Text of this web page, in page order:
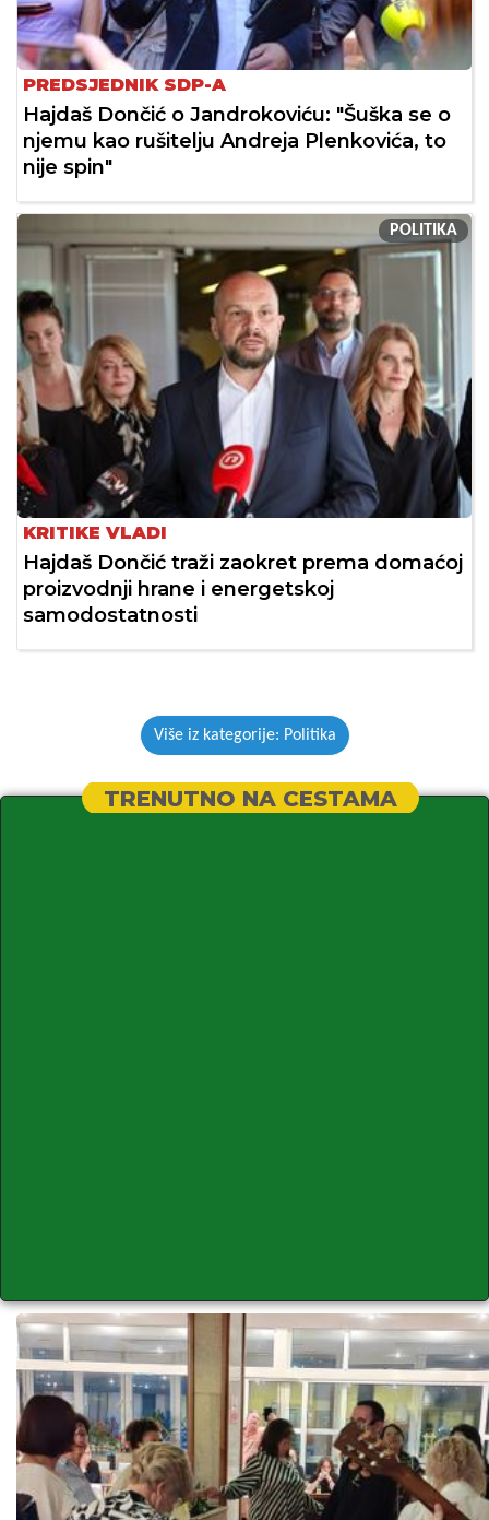
PREDSJEDNIK SDP-A
Hajdaš Dončić o Jandrokoviću: "Šuška se o
njemu kao rušitelju Andreja Plenkovića, to
nije spin"
POLITIKA
KRITIKE VLADI
Hajdaš Dončić traži zaokret prema domaćoj
proizvodnji hrane i energetskoj
samodostatnosti
Više iz kategorije: Politika
TRENUTNO NA CESTAMA